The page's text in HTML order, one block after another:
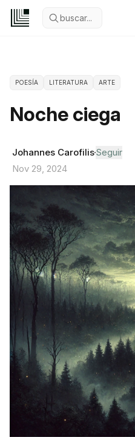
buscar...
POESÍA LITERATURA ARTE
Noche ciega
Johannes CarofilisSeguir
Nov 29, 2024